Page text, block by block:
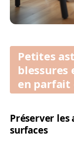
Petites
blessures
en parfait
Préserver
surfaces